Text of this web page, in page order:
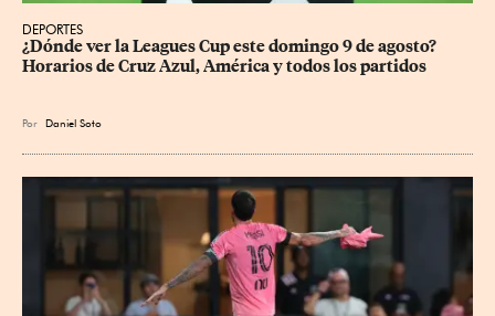
DEPORTES
¿Dónde ver la Leagues Cup este domingo 9 de agosto?
Horarios de Cruz Azul, América y todos los partidos
Por Daniel Soto